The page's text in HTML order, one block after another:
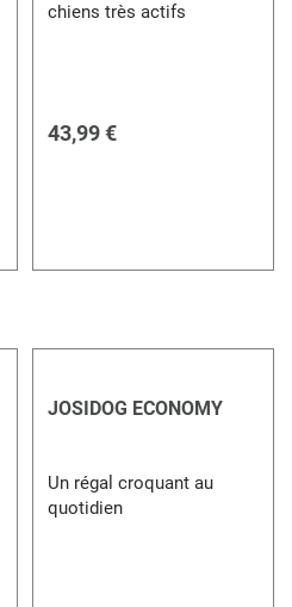
chiens très actifs
43,99 €
JOSIDOG ECONOMY
Un régal croquant au
quotidien